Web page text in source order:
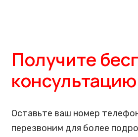
Получите
консультацию
Оставьте ваш номер
перезвоним для более